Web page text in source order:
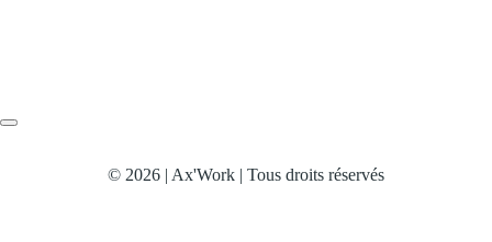
© 2026 | Ax'Work | Tous droits réservés